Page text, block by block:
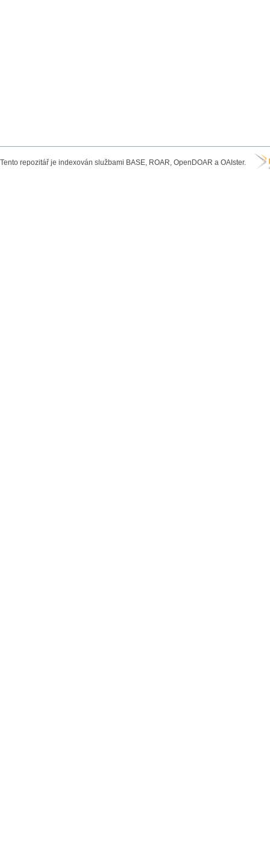
Tento repozitář je indexován službami BASE, ROAR, OpenDOAR a OAIster.